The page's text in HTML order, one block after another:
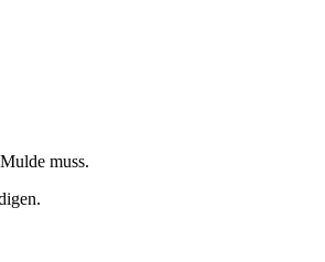
muss.